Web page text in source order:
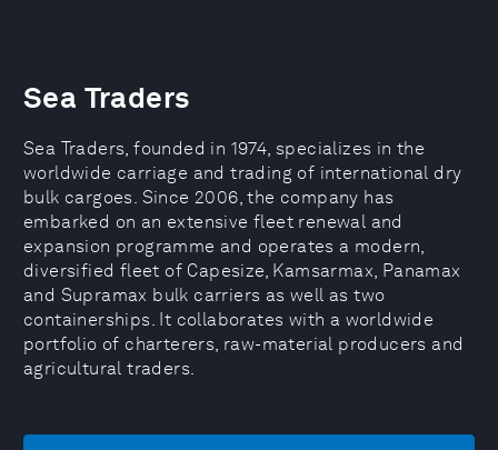
Sea Traders
Sea Traders, founded in 1974, specializes in the
worldwide carriage and trading of international dry
bulk cargoes. Since 2006, the company has
embarked on an extensive fleet renewal and
expansion programme and operates a modern,
diversified fleet of Capesize, Kamsarmax, Panamax
and Supramax bulk carriers as well as two
containerships. It collaborates with a worldwide
portfolio of charterers, raw-material producers and
agricultural traders.